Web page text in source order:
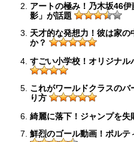
アートの極み！乃木坂46
影」が話題
天才的な発想力！彼は家
か？
すごい小学校！オリジナ
これがワールドクラスの
り方
綺麗に落下！ジャンプを失
鮮烈のゴール動画！ポル